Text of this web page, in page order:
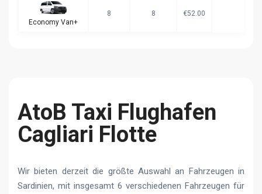
Economy Van+
8 8 €52.00
AtoB Taxi Flughafen
Cagliari Flotte
Wir bieten derzeit die größte Auswahl an Fahrzeugen in
Sardinien, mit insgesamt 6 verschiedenen Fahrzeugen für